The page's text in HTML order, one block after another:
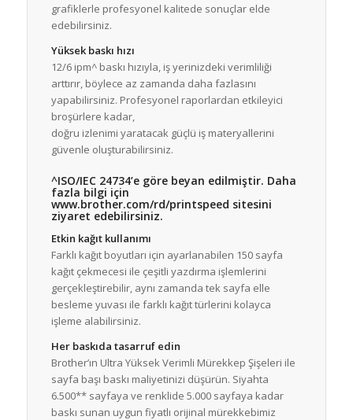
grafiklerle profesyonel kalitede sonuçlar elde
edebilirsiniz.
Yüksek baskı hızı
12/6 ipm^ baskı hızıyla, iş yerinizdeki verimliliği
arttırır, böylece az zamanda daha fazlasını
yapabilirsiniz. Profesyonel raporlardan etkileyici
broşürlere kadar,
doğru izlenimi yaratacak güçlü iş materyallerini
güvenle oluşturabilirsiniz.
^ISO/IEC 24734’e göre beyan edilmiştir. Daha
fazla bilgi için
www.brother.com/rd/printspeed sitesini
ziyaret edebilirsiniz.
Etkin kağıt kullanımı
Farklı kağıt boyutları için ayarlanabilen 150 sayfa
kağıt çekmecesi ile çeşitli yazdırma işlemlerini
gerçekleştirebilir, aynı zamanda tek sayfa elle
besleme yuvası ile farklı kağıt türlerini kolayca
işleme alabilirsiniz.
Her baskıda tasarruf edin
Brother’ın Ultra Yüksek Verimli Mürekkep Şişeleri ile
sayfa başı baskı maliyetinizi düşürün. Siyahta
6.500** sayfaya ve renklide 5.000 sayfaya kadar
baskı sunan uygun fiyatlı orijinal mürekkebimiz